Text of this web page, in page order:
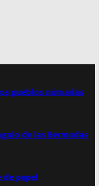
pueblos nómadas
de las Bermudas
papel